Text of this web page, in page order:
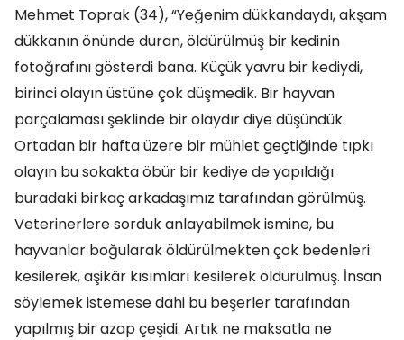
Mehmet Toprak (34), “Yeğenim dükkandaydı, akşam
dükkanın önünde duran, öldürülmüş bir kedinin
fotoğrafını gösterdi bana. Küçük yavru bir kediydi,
birinci olayın üstüne çok düşmedik. Bir hayvan
parçalaması şeklinde bir olaydır diye düşündük.
Ortadan bir hafta üzere bir mühlet geçtiğinde tıpkı
olayın bu sokakta öbür bir kediye de yapıldığı
buradaki birkaç arkadaşımız tarafından görülmüş.
Veterinerlere sorduk anlayabilmek ismine, bu
hayvanlar boğularak öldürülmekten çok bedenleri
kesilerek, aşikâr kısımları kesilerek öldürülmüş. İnsan
söylemek istemese dahi bu beşerler tarafından
yapılmış bir azap çeşidi. Artık ne maksatla ne